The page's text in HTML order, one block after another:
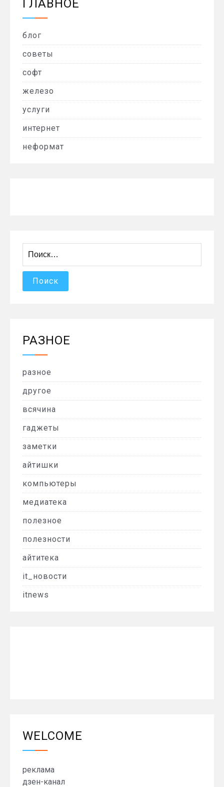
ГЛАВНОЕ
блог
советы
софт
железо
услуги
интернет
неформат
РАЗНОЕ
разное
другое
всячина
гаджеты
заметки
айтишки
компьютеры
медиатека
полезное
полезности
айтитека
it_новости
itnews
WELCOME
реклама
дзен-канал